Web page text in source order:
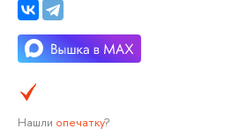
Нашли опечатку?